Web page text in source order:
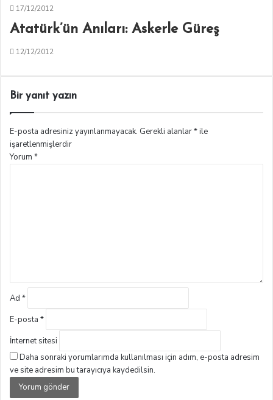
17/12/2012
Atatürk’ün Anıları: Askerle Güreş
12/12/2012
Bir yanıt yazın
E-posta adresiniz yayınlanmayacak. Gerekli alanlar*ile
işaretlenmişlerdir
Yorum *
Ad *
E-posta *
İnternet sitesi
Daha sonraki yorumlarımda kullanılması için adım, e-posta adresim
ve site adresim bu tarayıcıya kaydedilsin.